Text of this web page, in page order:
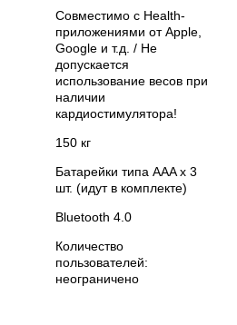
Совместимо с Health-
приложениями от Apple,
Google и т.д. / Не
допускается
использование весов при
наличии
кардиостимулятора!
150 кг
Батарейки типа AAA х 3
шт. (идут в комплекте)
Bluetooth 4.0
Количество
пользователей:
неограничено